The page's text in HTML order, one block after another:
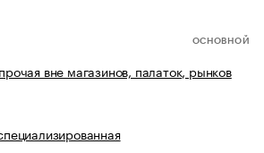
ОСНОВНОЙ
вне магазинов, палаток, рынков